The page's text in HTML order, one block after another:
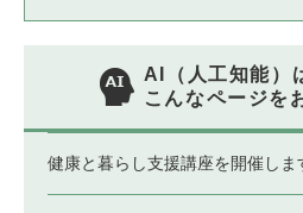
AI（人工知能）
こんなページを
健康と暮らし支援講座を開催しま